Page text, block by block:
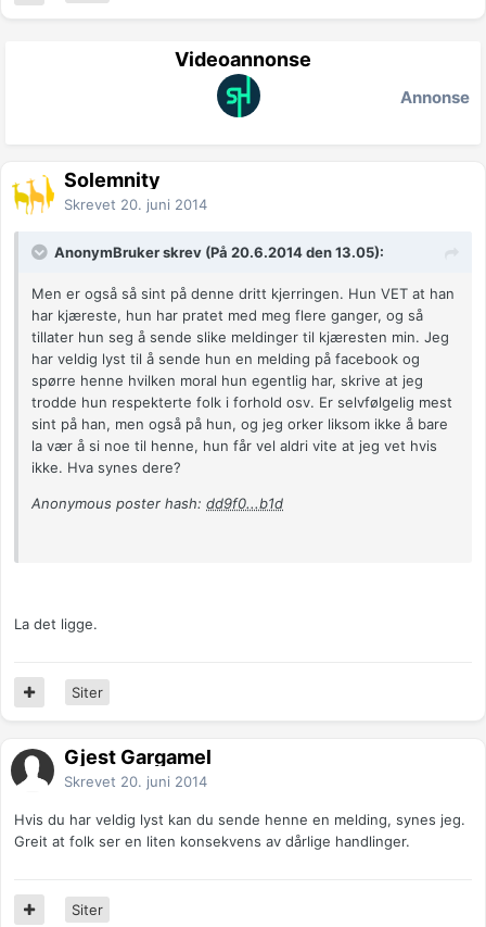
Videoannonse
Annonse
Solemnity
Skrevet 20. juni 2014
AnonymBruker skrev (På 20.6.2014 den 13.05):
Men er også så sint på denne dritt kjerringen. Hun VET at han
har kjæreste, hun har pratet med meg flere ganger, og så
tillater hun seg å sende slike meldinger til kjæresten min. Jeg
har veldig lyst til å sende hun en melding på facebook og
spørre henne hvilken moral hun egentlig har, skrive at jeg
trodde hun respekterte folk i forhold osv. Er selvfølgelig mest
sint på han, men også på hun, og jeg orker liksom ikke å bare
la vær å si noe til henne, hun får vel aldri vite at jeg vet hvis
ikke. Hva synes dere?
Anonymous poster hash: dd9f0...b1d
La det ligge.
Siter
Gjest Gargamel
Skrevet 20. juni 2014
Hvis du har veldig lyst kan du sende henne en melding, synes jeg.
Greit at folk ser en liten konsekvens av dårlige handlinger.
Siter